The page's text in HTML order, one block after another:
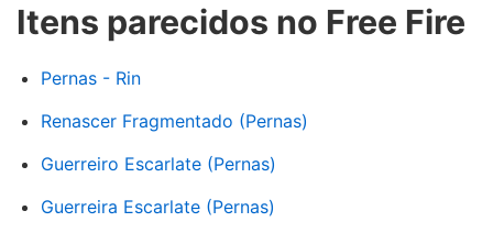
Itens parecidos no Free Fire
Pernas - Rin
Renascer Fragmentado (Pernas)
Guerreiro Escarlate (Pernas)
Guerreira Escarlate (Pernas)